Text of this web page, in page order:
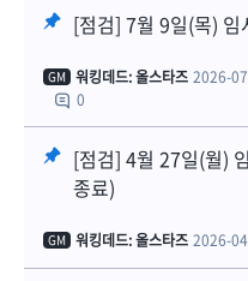
[점검] 7월 9일(목) 임
GM 워킹데드: 올스타즈 2026-
0
[점검] 4월 27일(월)
종료)
GM 워킹데드: 올스타즈 2026-